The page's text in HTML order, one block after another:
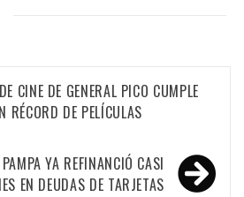
CINE DE GENERAL PICO CUMPLE
RÉCORD DE PELÍCULAS
YA REFINANCIÓ CASI
EN DEUDAS DE TARJETAS